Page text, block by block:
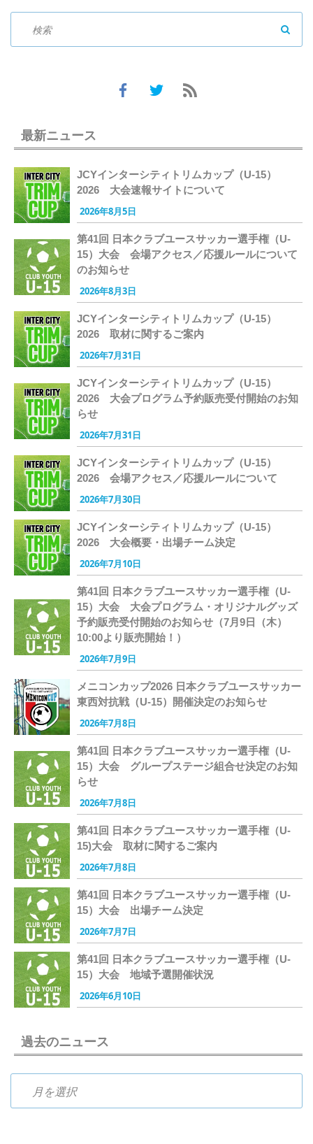
最新ニュース
JCYインターシティトリムカップ（U-15）
2026 大会速報サイトについて
2026年8月5日
第41回 日本クラブユースサッカー選手権（U-
15）大会 会場アクセス／応援ルールについて
のお知らせ
2026年8月3日
JCYインターシティトリムカップ（U-15）
2026 取材に関するご案内
2026年7月31日
JCYインターシティトリムカップ（U-15）
2026 大会プログラム予約販売受付開始のお知
らせ
2026年7月31日
JCYインターシティトリムカップ（U-15）
2026 会場アクセス／応援ルールについて
2026年7月30日
JCYインターシティトリムカップ（U-15）
2026 大会概要・出場チーム決定
2026年7月10日
第41回 日本クラブユースサッカー選手権（U-
15）大会 大会プログラム・オリジナルグッズ
予約販売受付開始のお知らせ（7月9日（木）
10:00より販売開始！）
2026年7月9日
メニコンカップ2026 日本クラブユースサッカー
東西対抗戦（U-15）開催決定のお知らせ
2026年7月8日
第41回 日本クラブユースサッカー選手権（U-
15）大会 グループステージ組合せ決定のお知
らせ
2026年7月8日
第41回 日本クラブユースサッカー選手権（U-
15)大会 取材に関するご案内
2026年7月8日
第41回 日本クラブユースサッカー選手権（U-
15）大会 出場チーム決定
2026年7月7日
第41回 日本クラブユースサッカー選手権（U-
15）大会 地域予選開催状況
2026年6月10日
過去のニュース